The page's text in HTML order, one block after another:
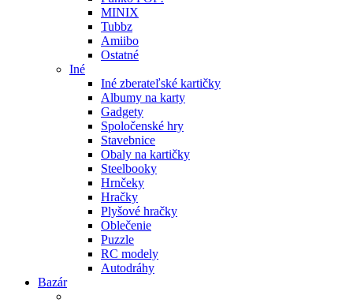
MINIX
Tubbz
Amiibo
Ostatné
Iné
Iné zberateľské kartičky
Albumy na karty
Gadgety
Spoločenské hry
Stavebnice
Obaly na kartičky
Steelbooky
Hrnčeky
Hračky
Plyšové hračky
Oblečenie
Puzzle
RC modely
Autodráhy
Bazár